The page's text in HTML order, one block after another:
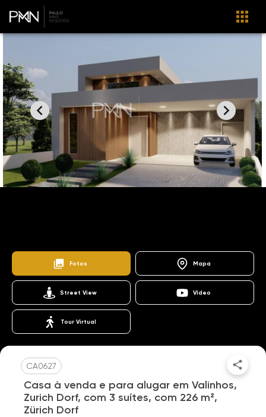
Fotos Mapa
Street View Vídeo
Tour Virtual
CA0627
Casa à venda e para alugar em Valinhos,
Zurich Dorf, com 3 suítes, com 226 m²,
Zürich Dorf